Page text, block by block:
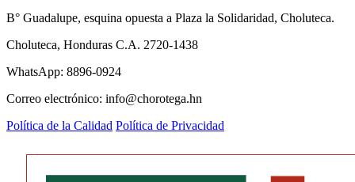
B° Guadalupe, esquina opuesta a Plaza la Solidaridad, Choluteca.
Choluteca, Honduras C.A. 2720-1438
WhatsApp: 8896-0924
Correo electrónico: info@chorotega.hn
Política de la Calidad Política de Privacidad